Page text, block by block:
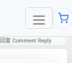
复 Comment Reply